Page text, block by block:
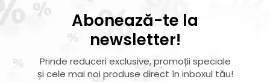
Abonează-te la
newsletter!
Prinde reduceri exclusive, promoții speciale
și cele mai noi produse direct în inboxul tău!